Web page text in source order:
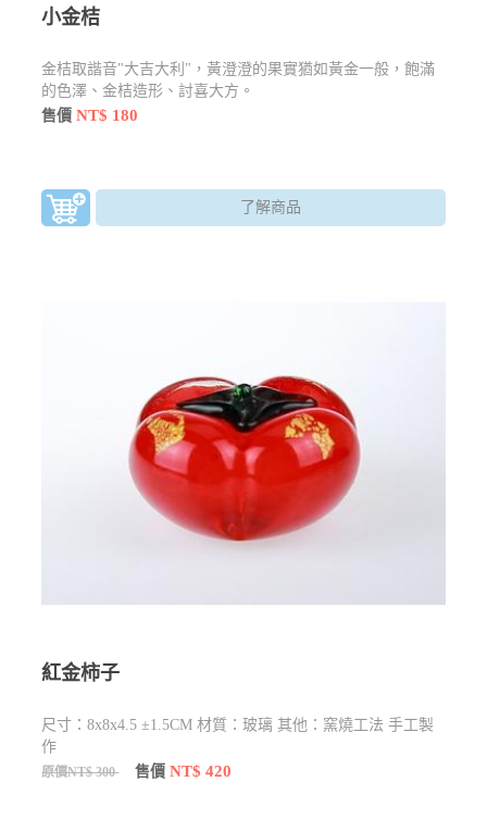
小金桔
金桔取諧音"大吉大利"，黃澄澄的果實猶如黃金一般，飽滿
的色澤、金桔造形、討喜大方。
售價NT$ 180
了解商品
紅金柿子
尺寸：8x8x4.5 ±1.5CM 材質：玻璃 其他：窯燒工法 手工製
作
原價NT$ 300 售價NT$ 420